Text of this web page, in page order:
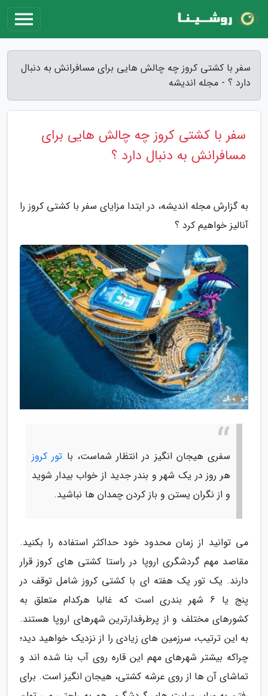
سفر با کشتی کروز چه چالش هایی برای مسافرانش به دنبال
دارد ؟ - مجله اندیشه
سفر با کشتی کروز چه چالش هایی برای
مسافرانش به دنبال دارد ؟
به گزارش مجله اندیشه، در ابتدا مزایای سفر با کشتی کروز را
آنالیز خواهیم کرد ؟
سفری هیجان انگیز در انتظار شماست، با تور کروز
هر روز در یک شهر و بندر جدید از خواب بیدار شوید
و از نگران یستن و باز کردن چمدان ها نباشید.
می توانید از زمان محدود خود حداکثر استفاده را بکنید.
مقاصد مهم گردشگری اروپا در راستا کشتی های کروز قرار
دارند. یک تور یک هفته ای با کشتی کروز شامل توقف در
پنج یا 6 شهر بندری است که غالبا هرکدام متعلق به
کشورهای مختلف و از پرطرفدارترین شهرهای اروپا هستند.
به این ترتیب، سرزمین های زیادی را از نزدیک خواهید دید؛
چراکه بیشتر شهرهای مهم این قاره روی آب بنا شده اند و
تماشای آن ها از روی عرشه کشتی، هیجان انگیز است. برای